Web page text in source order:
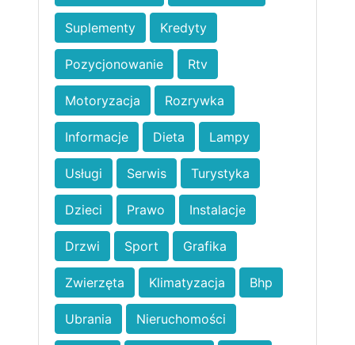
Suplementy Kredyty
Pozycjonowanie Rtv
Motoryzacja Rozrywka
Informacje Dieta Lampy
Usługi Serwis Turystyka
Dzieci Prawo Instalacje
Drzwi Sport Grafika
Zwierzęta Klimatyzacja Bhp
Ubrania Nieruchomości